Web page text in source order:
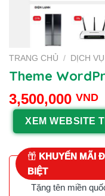
TRANG CHỦ / DỊCH
Theme
3,500,000 VND
XEM WEBSITE
KHUYẾN MÃI
BIỆT
Tặng tên miền